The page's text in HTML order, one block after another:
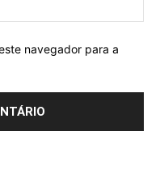
navegador para a